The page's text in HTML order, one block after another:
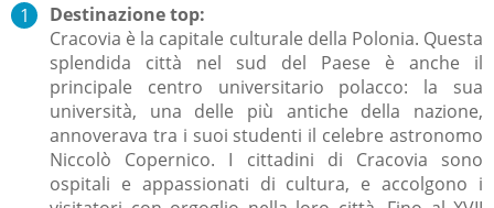
Destinazione top:
Cracovia è la capitale culturale della Polonia. Questa
splendida città nel sud del Paese è anche il
principale centro universitario polacco: la sua
università, una delle più antiche della nazione,
annoverava tra i suoi studenti il celebre astronomo
Niccolò Copernico. I cittadini di Cracovia sono
ospitali e appassionati di cultura, e accolgono i